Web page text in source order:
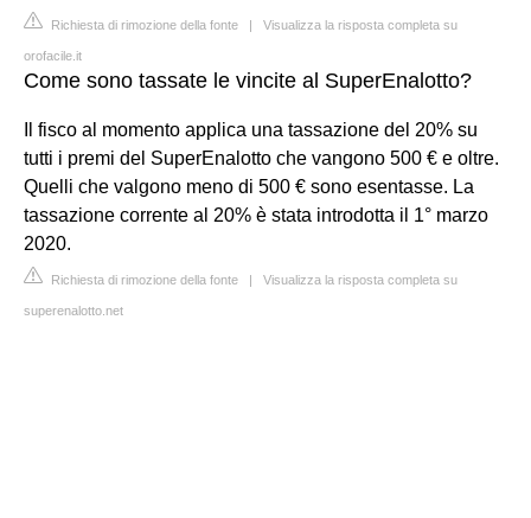
Richiesta di rimozione della fonte | Visualizza la risposta completa su
orofacile.it
Come sono tassate le vincite al SuperEnalotto?
Il fisco al momento applica una tassazione del 20% su
tutti i premi del SuperEnalotto che vangono 500 € e oltre.
Quelli che valgono meno di 500 € sono esentasse. La
tassazione corrente al 20% è stata introdotta il 1° marzo
2020.
Richiesta di rimozione della fonte | Visualizza la risposta completa su
superenalotto.net